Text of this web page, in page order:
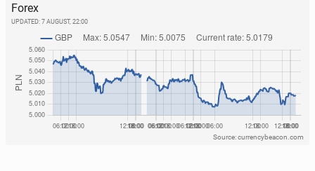
Forex
UPDATED: 7 AUGUST, 22:00
Source: currencybeacon.com